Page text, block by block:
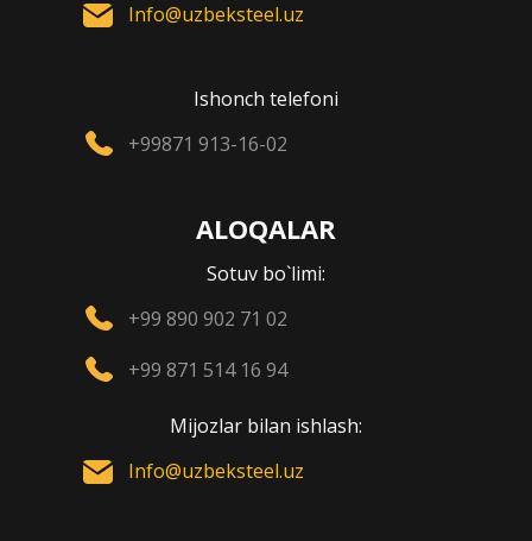
Info@uzbeksteel.uz
Ishonch telefoni
+99871 913-16-02
ALOQALAR
Sotuv bo`limi:
+99 890 902 71 02
+99 871 514 16 94
Mijozlar bilan ishlash:
Info@uzbeksteel.uz